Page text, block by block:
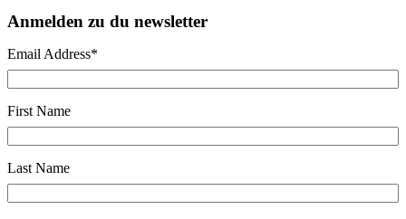
Anmelden zu du newsletter
Email Address*
First Name
Last Name